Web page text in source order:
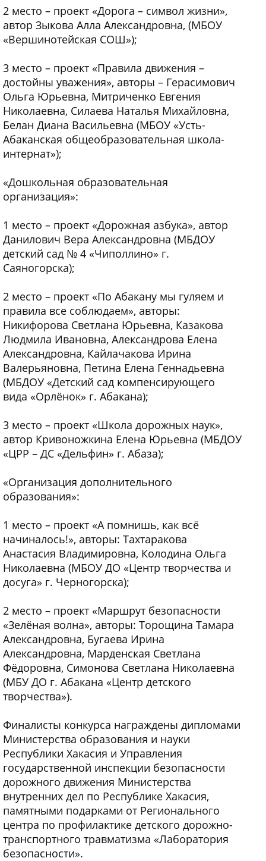
2 место – проект «Дорога – символ жизни»,
автор Зыкова Алла Александровна, (МБОУ
«Вершинотейская СОШ»);
3 место – проект «Правила движения –
достойны уважения», авторы – Герасимович
Ольга Юрьевна, Митриченко Евгения
Николаевна, Силаева Наталья Михайловна,
Белан Диана Васильевна (МБОУ «Усть-
Абаканская общеобразовательная школа-
интернат»);
«Дошкольная образовательная
организация»:
1 место – проект «Дорожная азбука», автор
Данилович Вера Александровна (МБДОУ
детский сад № 4 «Чиполлино» г.
Саяногорска);
2 место – проект «По Абакану мы гуляем и
правила все соблюдаем», авторы:
Никифорова Светлана Юрьевна, Казакова
Людмила Ивановна, Александрова Елена
Александровна, Кайлачакова Ирина
Валерьяновна, Петина Елена Геннадьевна
(МБДОУ «Детский сад компенсирующего
вида «Орлёнок» г. Абакана);
3 место – проект «Школа дорожных наук»,
автор Кривоножкина Елена Юрьевна (МБДОУ
«ЦРР – ДС «Дельфин» г. Абаза);
«Организация дополнительного
образования»:
1 место – проект «А помнишь, как всё
начиналось!», авторы: Тахтаракова
Анастасия Владимировна, Колодина Ольга
Николаевна (МБОУ ДО «Центр творчества и
досуга» г. Черногорска);
2 место – проект «Маршрут безопасности
«Зелёная волна», авторы: Торощина Тамара
Александровна, Бугаева Ирина
Александровна, Марденская Светлана
Фёдоровна, Симонова Светлана Николаевна
(МБУ ДО г. Абакана «Центр детского
творчества»).
Финалисты конкурса награждены дипломами
Министерства образования и науки
Республики Хакасия и Управления
государственной инспекции безопасности
дорожного движения Министерства
внутренних дел по Республике Хакасия,
памятными подарками от Регионального
центра по профилактике детского дорожно-
транспортного травматизма «Лаборатория
безопасности».